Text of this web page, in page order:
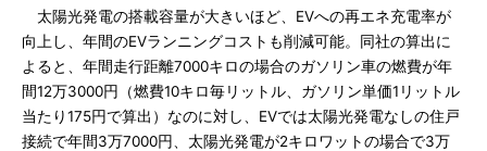
太陽光発電の搭載容量が大きいほど、EVへの再エネ充電率が
向上し、年間のEVランニングコストも削減可能。同社の算出に
よると、年間走行距離7000キロの場合のガソリン車の燃費が年
間12万3000円（燃費10キロ毎リットル、ガソリン単価1リットル
当たり175円で算出）なのに対し、EVでは太陽光発電なしの住戸
接続で年間3万7000円、太陽光発電が2キロワットの場合で3万